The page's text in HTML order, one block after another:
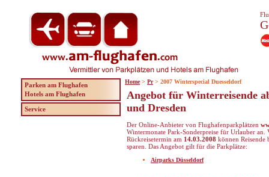
Angebot für Winterreisende
und Dresden
Der Online-Anbieter von Flughafenparkplätzen
Wintermonate Park-Sonderpreise für Urlauber an.
Rückreisetermin am 14.03.2008 können Reisende
sparen. Das Angebot gilt für die Parkplätze:
Airparks Düsseldorf
Parken am Flughafen
Hotels am Flughafen
Service
Home > Pr > 2007 Winterspecial Duesseldorf